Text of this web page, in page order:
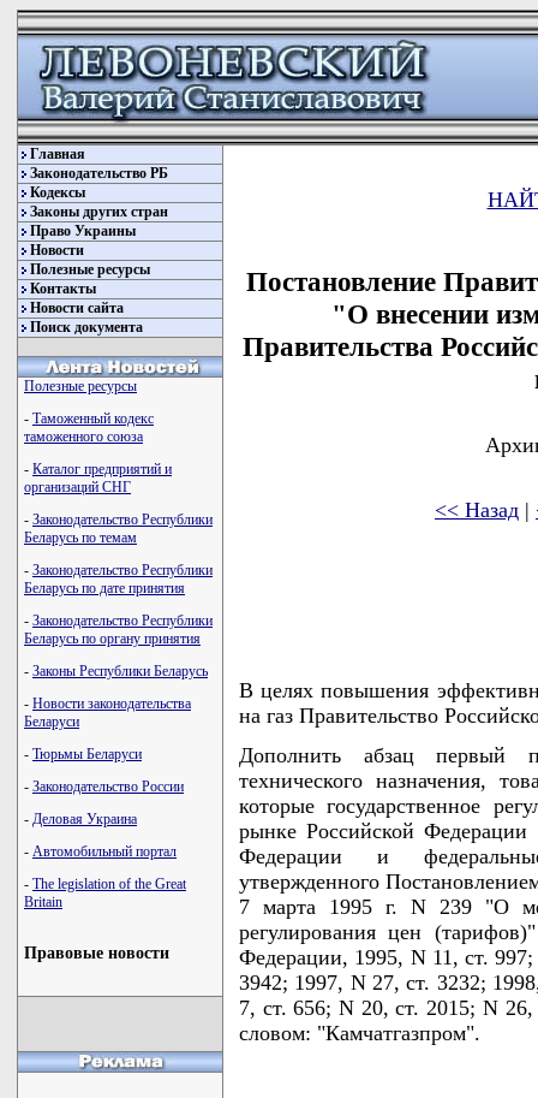
Главная
Законодательство РБ
Кодексы
Законы других стран
Право Украины
Новости
Полезные ресурсы
Контакты
Новости сайта
Поиск документа
Полезные ресурсы
- Таможенный кодекс
таможенного союза
- Каталог предприятий и
организаций СНГ
- Законодательство Республики
Беларусь по темам
- Законодательство Республики
Беларусь по дате принятия
- Законодательство Республики
Беларусь по органу принятия
- Законы Республики Беларусь
- Новости законодательства
Беларуси
- Тюрьмы Беларуси
- Законодательство России
- Деловая Украина
- Автомобильный портал
- The legislation of the Great
Britain
Правовые новости
Постановление
"О внесении
Правительства
<< Назад |
В целях повышения
на газ Правительство
Дополнить абзац первый
технического назначения,
которые государственное
рынке Российской Федерации
Федерации и
утвержденного
7 марта 1995 г. N 239 "О
регулирования цен
Федерации, 1995, N 11, ст.
3942; 1997, N 27, ст. 3232;
7, ст. 656; N 20, ст. 2015; N
словом: "Камчатгазпром".